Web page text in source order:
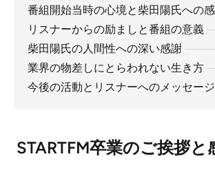
番組開始当時の心境と柴田陽氏への
リスナーからの励ましと番組の意義
柴田陽氏の人間性への深い感謝
業界の物差しにとらわれない生き方
今後の活動とリスナーへのメッセージ
STARTFM卒業のご挨拶と